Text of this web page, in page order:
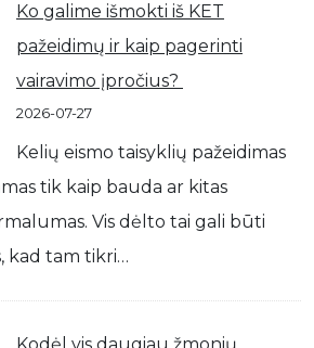
Ko galime išmokti iš KET
pažeidimų ir kaip pagerinti
vairavimo įpročius?
2026-07-27
Kelių eismo taisyklių pažeidimas
tik kaip bauda ar kitas
Vis dėlto tai gali būti
kad tam tikri…